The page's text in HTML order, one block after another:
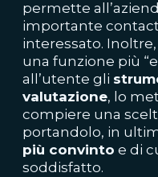
permette
importante
interessato.
una funzione più
all’utente gli
valutazione, lo
compiere una
portandolo, in
più convinto e di
soddisfatto.